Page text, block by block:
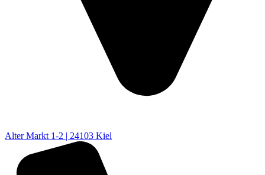
Alter Markt 1-2 | 24103 Kiel